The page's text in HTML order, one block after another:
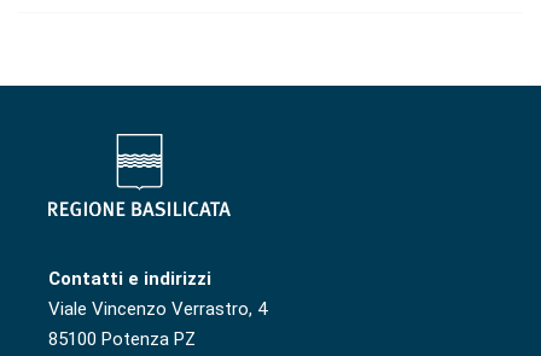
Contatti e indirizzi
Viale Vincenzo Verrastro, 4
85100 Potenza PZ